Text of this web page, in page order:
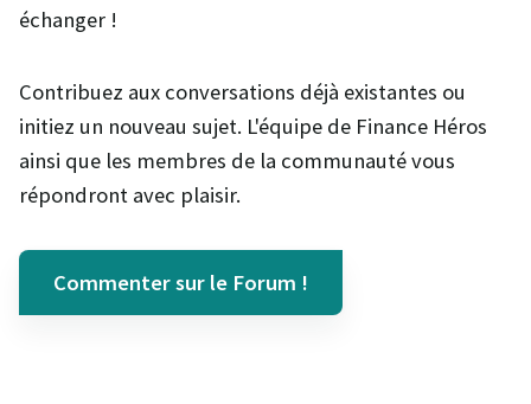
échanger !
Contribuez aux conversations déjà existantes ou
initiez un nouveau sujet. L'équipe de Finance Héros
ainsi que les membres de la communauté vous
répondront avec plaisir.
Commenter sur le Forum !